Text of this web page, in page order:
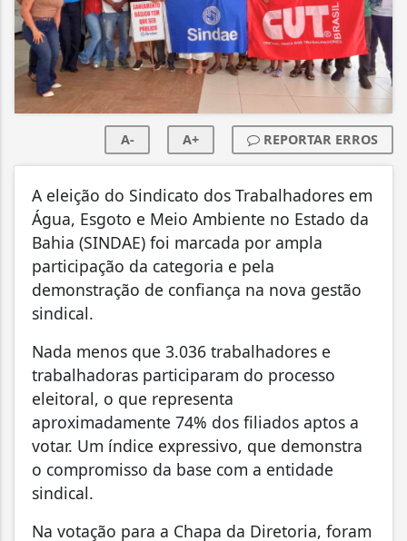
A- A+ REPORTAR ERROS
A eleição do Sindicato dos Trabalhadores em
Água, Esgoto e Meio Ambiente no Estado da
Bahia (SINDAE) foi marcada por ampla
participação da categoria e pela
demonstração de confiança na nova gestão
sindical.
Nada menos que 3.036 trabalhadores e
trabalhadoras participaram do processo
eleitoral, o que representa
aproximadamente 74% dos filiados aptos a
votar. Um índice expressivo, que demonstra
o compromisso da base com a entidade
sindical.
Na votação para a Chapa da Diretoria, foram